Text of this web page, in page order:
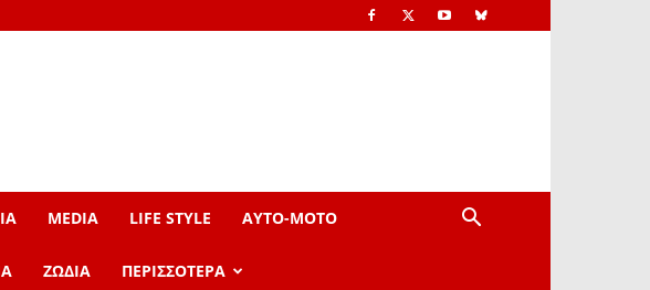
MEDIA LIFE STYLE AYTO-ΜOTO
ΖΩΔΙΑ ΠΕΡΙΣΣΟΤΕΡΑ